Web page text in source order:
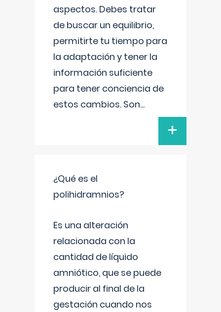
aspectos. Debes tratar
de buscar un equilibrio,
permitirte tu tiempo para
la adaptación y tener la
información suficiente
para tener conciencia de
estos cambios. Son...
+
¿Qué es el
polihidramnios?
Es una alteración
relacionada con la
cantidad de líquido
amniótico, que se puede
producir al final de la
gestación cuando nos